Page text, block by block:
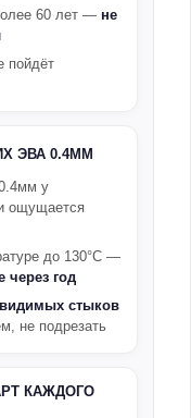
60 лет — не
пойдёт
ЭВА 0.4ММ
у
ощущается
до 130°С —
через год
стыков
не подрезать
КАЖДОГО